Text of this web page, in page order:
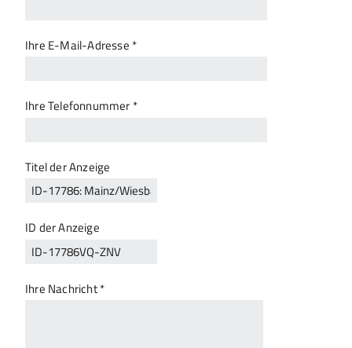
Ihre E-Mail-Adresse *
Ihre Telefonnummer *
Titel der Anzeige
ID der Anzeige
Ihre Nachricht *